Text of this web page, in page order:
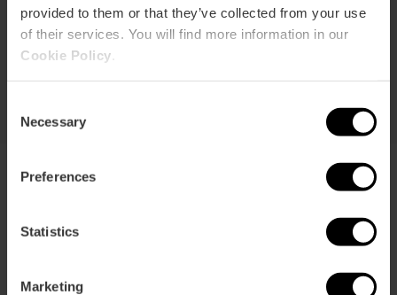
provided to them or that they’ve collected from your use
of their services. You will find more information in our
Cookie Policy
Selection
Necessary
Preferences
Statistics
Marketing
Toegang tot 3 Fallas
Vanaf€ 19,00
Voorwaarden FAQs